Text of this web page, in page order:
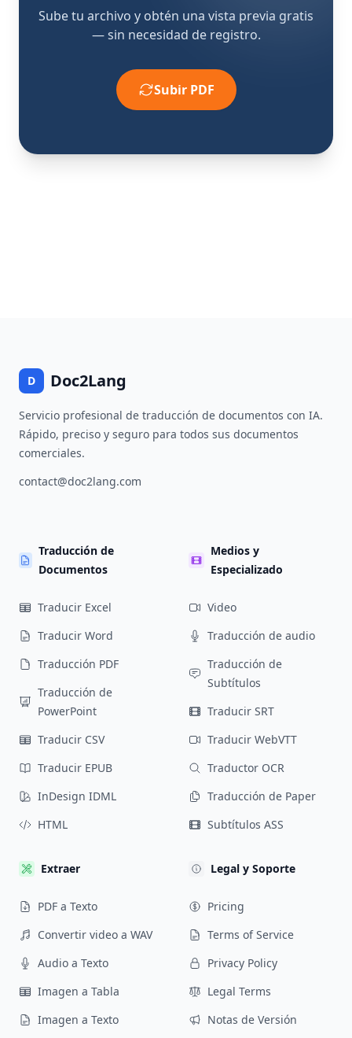
Sube tu archivo y obtén una vista previa gratis
— sin necesidad de registro.
Subir PDF
D Doc2Lang
Servicio profesional de traducción de documentos con IA.
Rápido, preciso y seguro para todos sus documentos
comerciales.
contact@doc2lang.com
Traducción de
Documentos
Traducir Excel
Traducir Word
Traducción PDF
Traducción de
PowerPoint
Traducir CSV
Traducir EPUB
InDesign IDML
HTML
Medios y
Especializado
Video
Traducción de audio
Traducción de
Subtítulos
Traducir SRT
Traducir WebVTT
Traductor OCR
Traducción de Paper
Subtítulos ASS
Extraer
PDF a Texto
Convertir video a WAV
Audio a Texto
Imagen a Tabla
Imagen a Texto
Legal y Soporte
Pricing
Terms of Service
Privacy Policy
Legal Terms
Notas de Versión